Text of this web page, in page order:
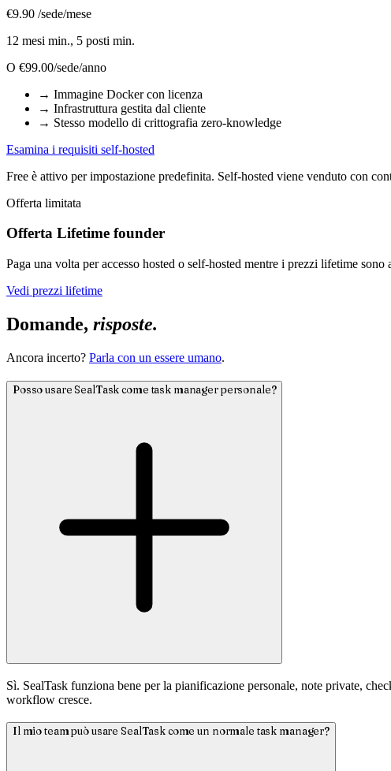
€9.90 /sede/mese
12 mesi min., 5 posti min.
O €99.00/sede/anno
→ Immagine Docker con licenza
→ Infrastruttura gestita dal cliente
→ Stesso modello di crittografia zero-knowledge
Esamina i requisiti self-hosted
Free è attivo per impostazione predefinita. Self-hosted viene venduto con
Offerta limitata
Offerta Lifetime founder
Paga una volta per accesso hosted o self-hosted mentre i prezzi lifetime sono
Vedi prezzi lifetime
Domande, risposte.
Ancora incerto? Parla con un essere umano.
Posso usare SealTask come task manager personale?
Sì. SealTask funziona bene per la pianificazione personale, note private,
workflow cresce.
Il mio team può usare SealTask come un normale task manager?